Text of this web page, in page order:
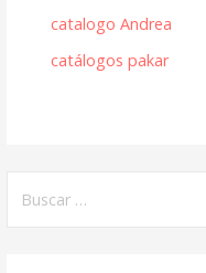
catalogo Andrea
catálogos pakar